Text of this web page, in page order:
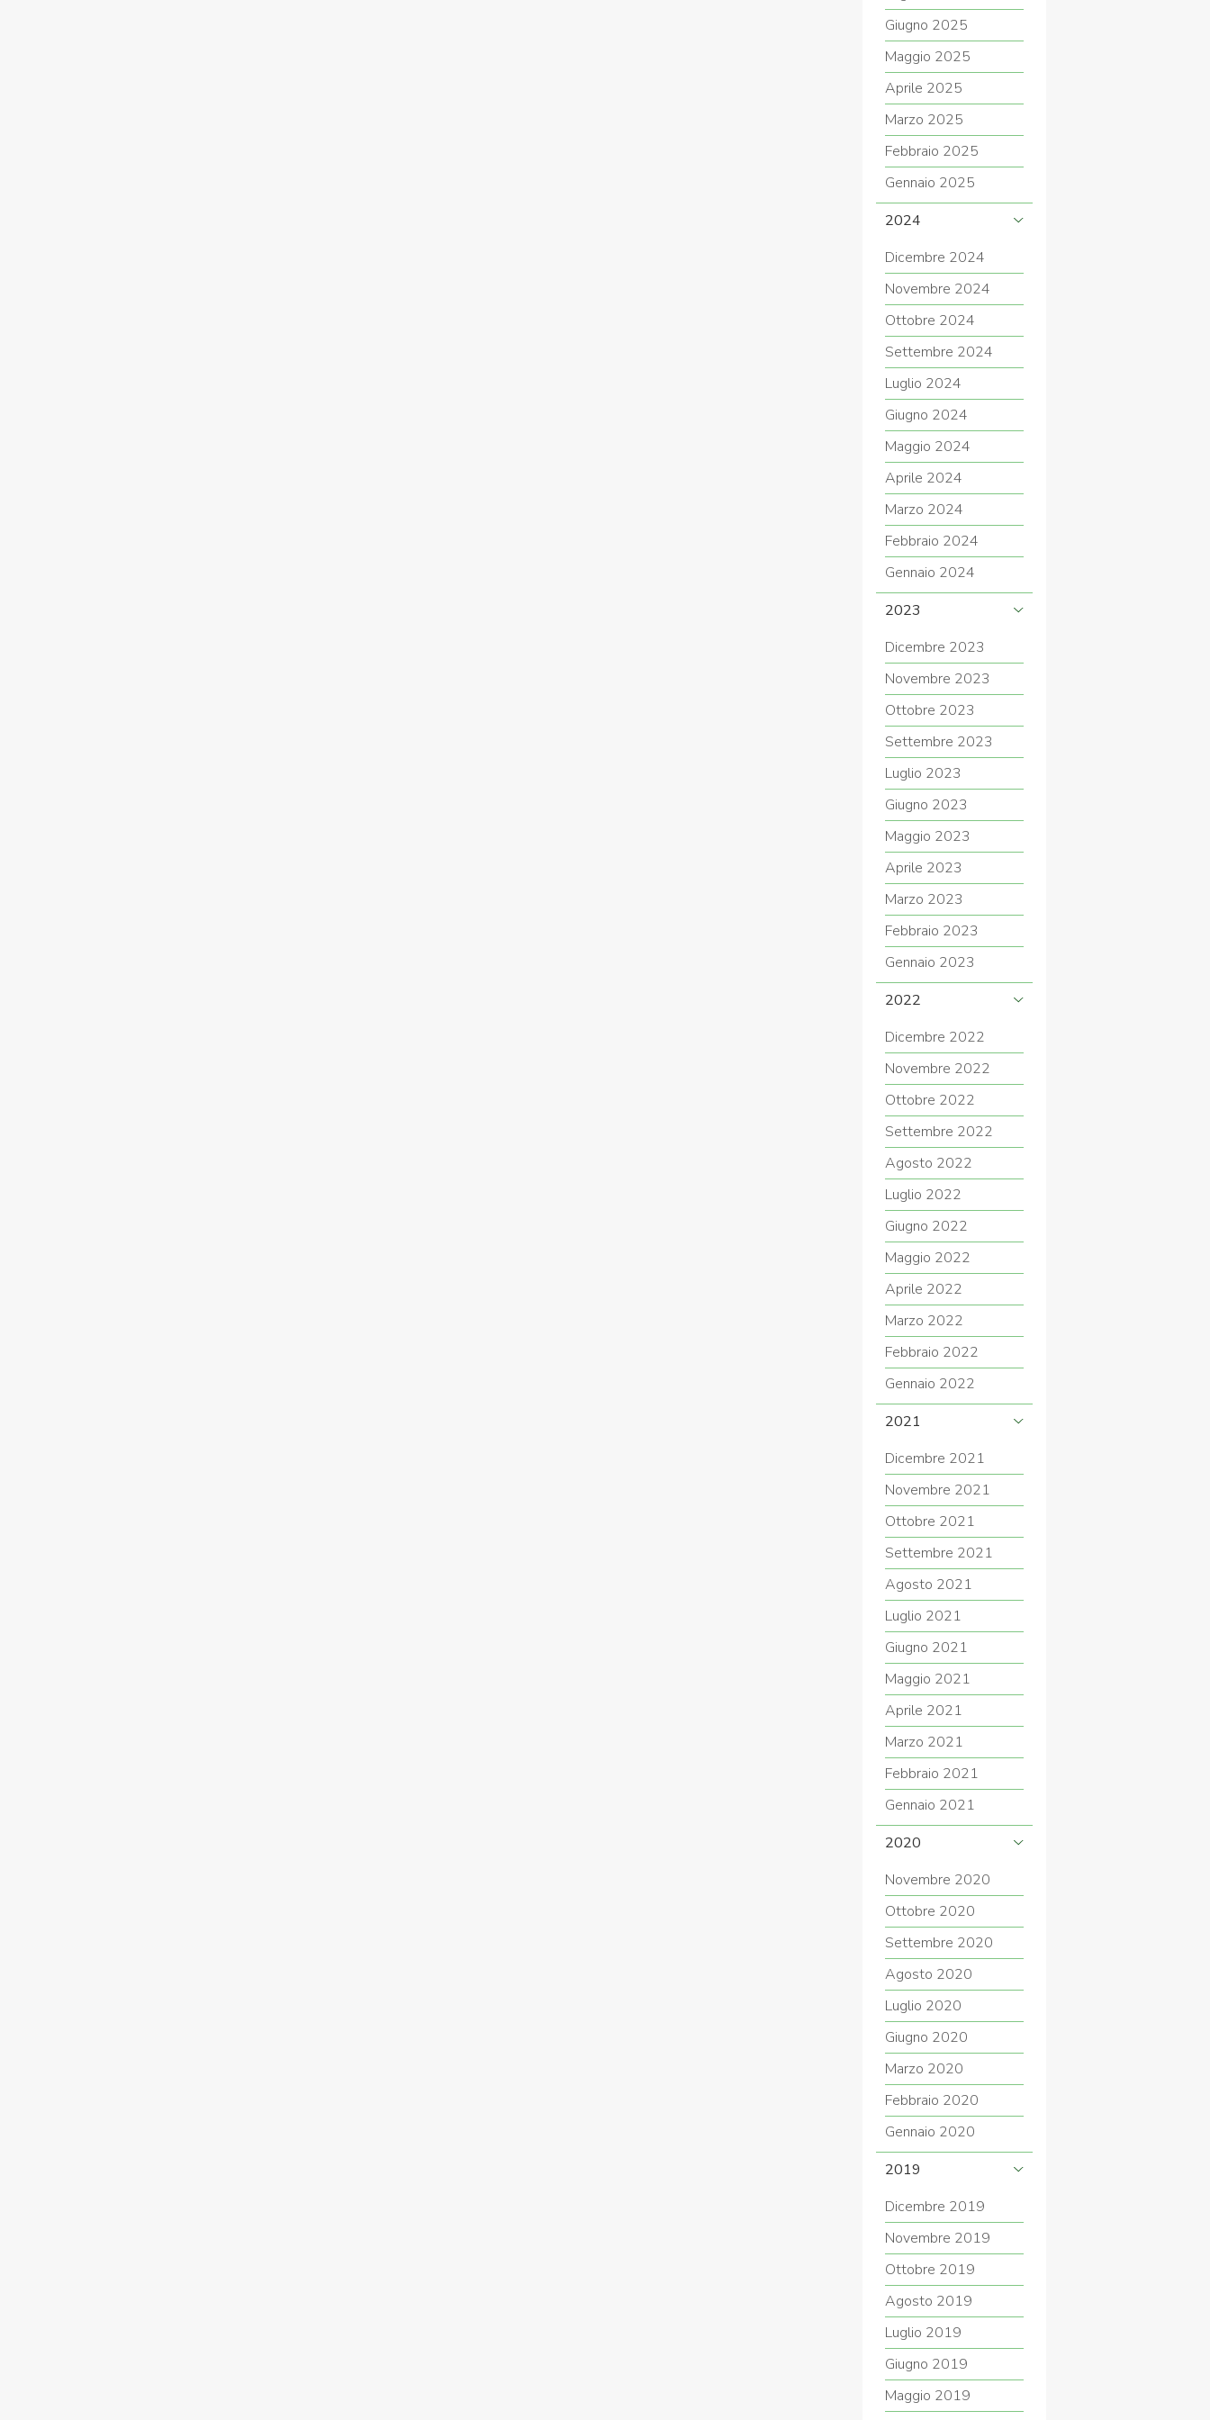
Giugno 2025
Maggio 2025
Aprile 2025
Marzo 2025
Febbraio 2025
Gennaio 2025
2024
Dicembre 2024
Novembre 2024
Ottobre 2024
Settembre 2024
Luglio 2024
Giugno 2024
Maggio 2024
Aprile 2024
Marzo 2024
Febbraio 2024
Gennaio 2024
2023
Dicembre 2023
Novembre 2023
Ottobre 2023
Settembre 2023
Luglio 2023
Giugno 2023
Maggio 2023
Aprile 2023
Marzo 2023
Febbraio 2023
Gennaio 2023
2022
Dicembre 2022
Novembre 2022
Ottobre 2022
Settembre 2022
Agosto 2022
Luglio 2022
Giugno 2022
Maggio 2022
Aprile 2022
Marzo 2022
Febbraio 2022
Gennaio 2022
2021
Dicembre 2021
Novembre 2021
Ottobre 2021
Settembre 2021
Agosto 2021
Luglio 2021
Giugno 2021
Maggio 2021
Aprile 2021
Marzo 2021
Febbraio 2021
Gennaio 2021
2020
Novembre 2020
Ottobre 2020
Settembre 2020
Agosto 2020
Luglio 2020
Giugno 2020
Marzo 2020
Febbraio 2020
Gennaio 2020
2019
Dicembre 2019
Novembre 2019
Ottobre 2019
Agosto 2019
Luglio 2019
Giugno 2019
Maggio 2019